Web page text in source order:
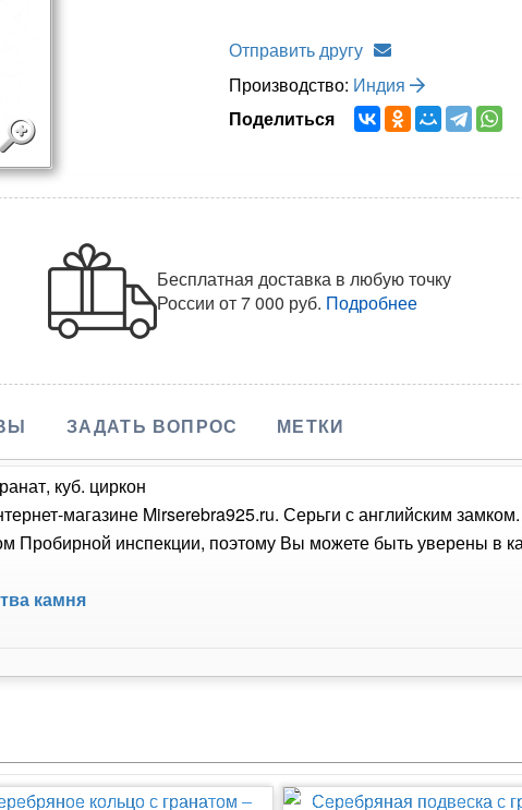
Отправить другу
Производство: Индия
Поделиться
Бесплатная доставка в любую точку
Россииот 7 000 руб. Подробнее
ЗАДАТЬ ВОПРОС МЕТКИ
куб. циркон
магазине Mirserebra925.ru. Серьги с английским
инспекции, поэтому Вы можете быть уверены в
камня